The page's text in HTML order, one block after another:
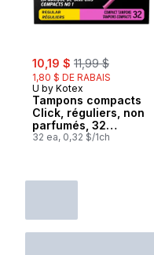
sale:
10,19 $ , formerly:
11,99 $
1,80 $ DE RABAIS
U by Kotex
Tampons compacts
Click, réguliers, non
parfumés, 32
tampons
32 ea, 0,32 $/1ch